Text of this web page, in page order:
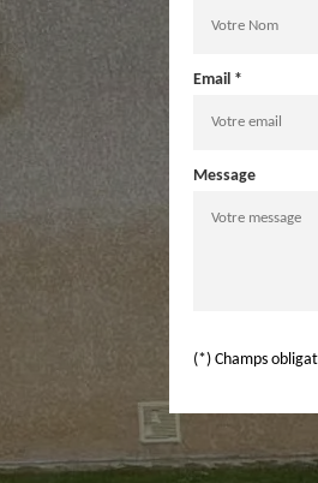
Email *
Message
(*) Champs